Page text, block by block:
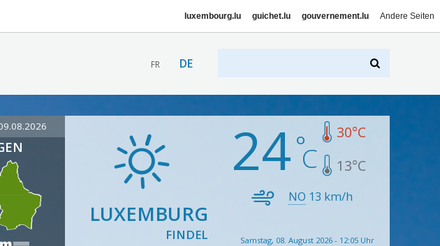
luxembourg.lu guichet.lu gouvernement.lu Andere Seiten
FR DE
LUXEMBURG
FINDEL
24 30°C
13°C
NO 13 km/h
Samstag, 08. August 2026 - 12:05 Uhr